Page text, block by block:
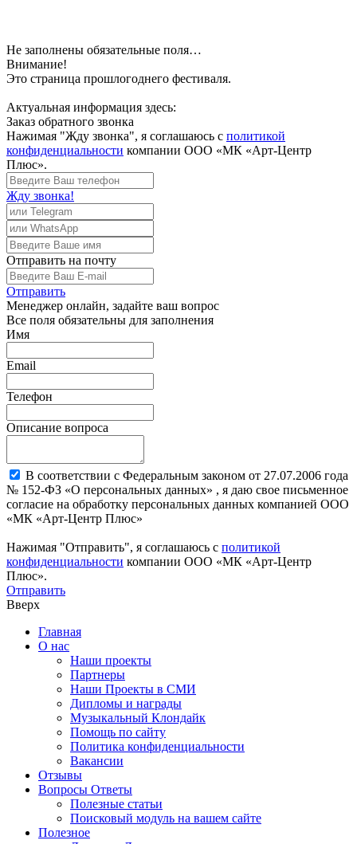
Не заполнены обязательные поля…
Внимание!
Это страница прошлогоднего фестиваля.
Актуальная информация здесь:
Заказ обратного звонка
Нажимая "Жду звонка", я соглашаюсь с политикой
конфиденциальности компании ООО «МК «Арт-Центр
Плюс».
Жду звонка!
Отправить на почту
Отправить
Менеджер онлайн, задайте ваш вопрос
Все поля обязательны для заполнения
Имя
Email
Телефон
Описание вопроса
В соответствии с Федеральным законом от 27.07.2006 года
№ 152-ФЗ «О персональных данных» , я даю свое письменное
согласие на обработку персональных данных компанией ООО
«МК «Арт-Центр Плюс»
Нажимая "Отправить", я соглашаюсь с политикой
конфиденциальности компании ООО «МК «Арт-Центр
Плюс».
Отправить
Вверх
Главная
О нас
Наши проекты
Партнеры
Наши Проекты в СМИ
Дипломы и награды
Музыкальный Клондайк
Помощь по сайту
Политика конфиденциальности
Вакансии
Отзывы
Вопросы Ответы
Полезные статьи
Поисковый модуль на вашем сайте
Полезное